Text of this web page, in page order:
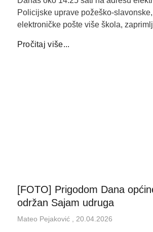
Policijske uprave požeško-
elektroničke pošte više škola,
Pročitaj više...
[FOTO] Prigodom Dana
održan Sajam udruga
Mateo Pejaković 20.04.2026